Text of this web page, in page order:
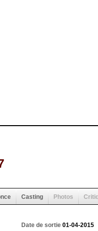
Casting Photos
Date de sortie 01-04-2015